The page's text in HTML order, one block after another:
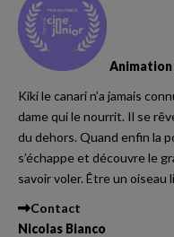
Animation
Kiki le canari n’a jamais
dame qui le nourrit. Il se
du dehors. Quand enfin la
s’échappe et découvre le
savoir voler. Être un
Contact
Nicolas Bianco